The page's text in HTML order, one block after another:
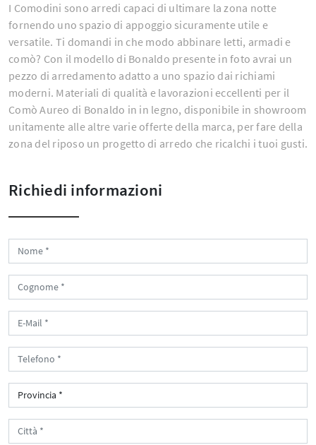
I Comodini sono arredi capaci di ultimare la zona notte
fornendo uno spazio di appoggio sicuramente utile e
versatile. Ti domandi in che modo abbinare letti, armadi e
comò? Con il modello di Bonaldo presente in foto avrai un
pezzo di arredamento adatto a uno spazio dai richiami
moderni. Materiali di qualità e lavorazioni eccellenti per il
Comò Aureo di Bonaldo in in legno, disponibile in showroom
unitamente alle altre varie offerte della marca, per fare della
zona del riposo un progetto di arredo che ricalchi i tuoi gusti.
Richiedi informazioni